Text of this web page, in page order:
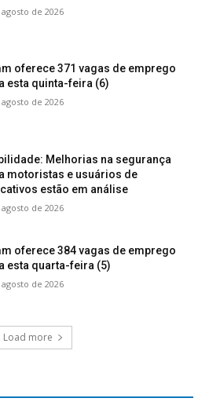
de 2026
oferece 371 vagas de emprego
esta quinta-feira (6)
de 2026
Melhorias na segurança
motoristas e usuários de
estão em análise
de 2026
oferece 384 vagas de emprego
esta quarta-feira (5)
de 2026
Load more